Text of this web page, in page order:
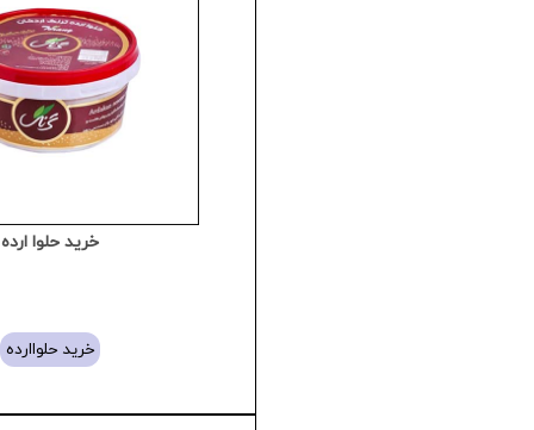
خرید حلوا ارده
خرید حلواارده